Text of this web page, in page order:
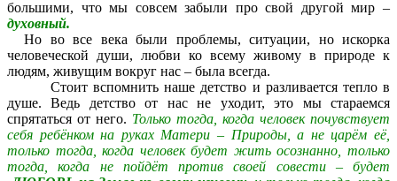
большими, что мы совсем забыли про свой другой мир –
духовный.
Но во все века были проблемы, ситуации, но искорка
человеческой души, любви ко всему живому в природе к
людям, живущим вокруг нас – была всегда.
Стоит вспомнить наше детство и разливается тепло в
душе. Ведь детство от нас не уходит, это мы стараемся
спрятаться от него. Только тогда, когда человек почувствует
себя ребёнком на руках Матери – Природы, а не царём её,
только тогда, когда человек будет жить осознанно, только
тогда, когда не пойдёт против своей совести – будет